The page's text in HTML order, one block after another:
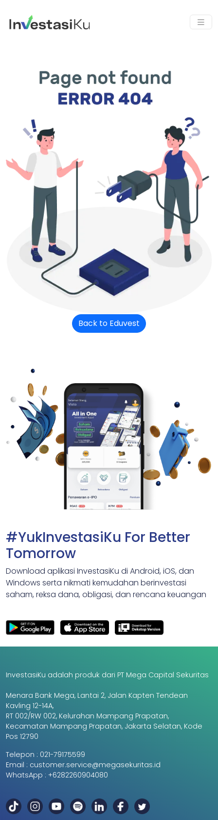
Back to Eduvest
#YukInvestasiKu For Better
Tomorrow
Download aplikasi InvestasiKu di Android, iOS, dan
Windows serta nikmati kemudahan berinvestasi
saham, reksa dana, obligasi, dan rencana keuangan
InvestasiKu adalah produk dari PT Mega Capital Sekuritas
Menara Bank Mega, Lantai 2, Jalan Kapten Tendean
Kavling 12-14A,
RT 002/RW 002, Kelurahan Mampang Prapatan,
Kecamatan Mampang Prapatan, Jakarta Selatan, Kode
Pos 12790
Telepon : 021-79175599
Email : customer.service@megasekuritas.id
WhatsApp : +6282260904080